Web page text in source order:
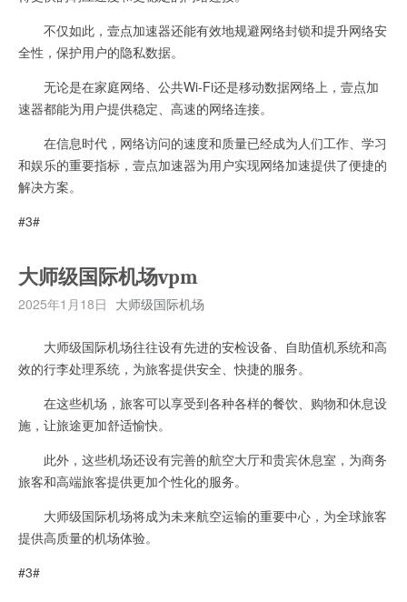
不仅如此，壹点加速器还能有效地规避网络封锁和提升网络安
全性，保护用户的隐私数据。
无论是在家庭网络、公共Wi-Fi还是移动数据网络上，壹点加
速器都能为用户提供稳定、高速的网络连接。
在信息时代，网络访问的速度和质量已经成为人们工作、学习
和娱乐的重要指标，壹点加速器为用户实现网络加速提供了便捷的
解决方案。
#3#
大师级国际机场vpm
2025年1月18日 大师级国际机场
大师级国际机场往往设有先进的安检设备、自助值机系统和高
效的行李处理系统，为旅客提供安全、快捷的服务。
在这些机场，旅客可以享受到各种各样的餐饮、购物和休息设
施，让旅途更加舒适愉快。
此外，这些机场还设有完善的航空大厅和贵宾休息室，为商务
旅客和高端旅客提供更加个性化的服务。
大师级国际机场将成为未来航空运输的重要中心，为全球旅客
提供高质量的机场体验。
#3#